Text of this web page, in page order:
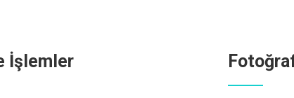
İşlemler